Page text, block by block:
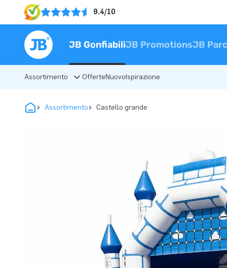
9.4/10
JB GonfiabiliJB PromotionsJB
Assortimento OfferteNuovoIspirazione
Assortimento Castello grande